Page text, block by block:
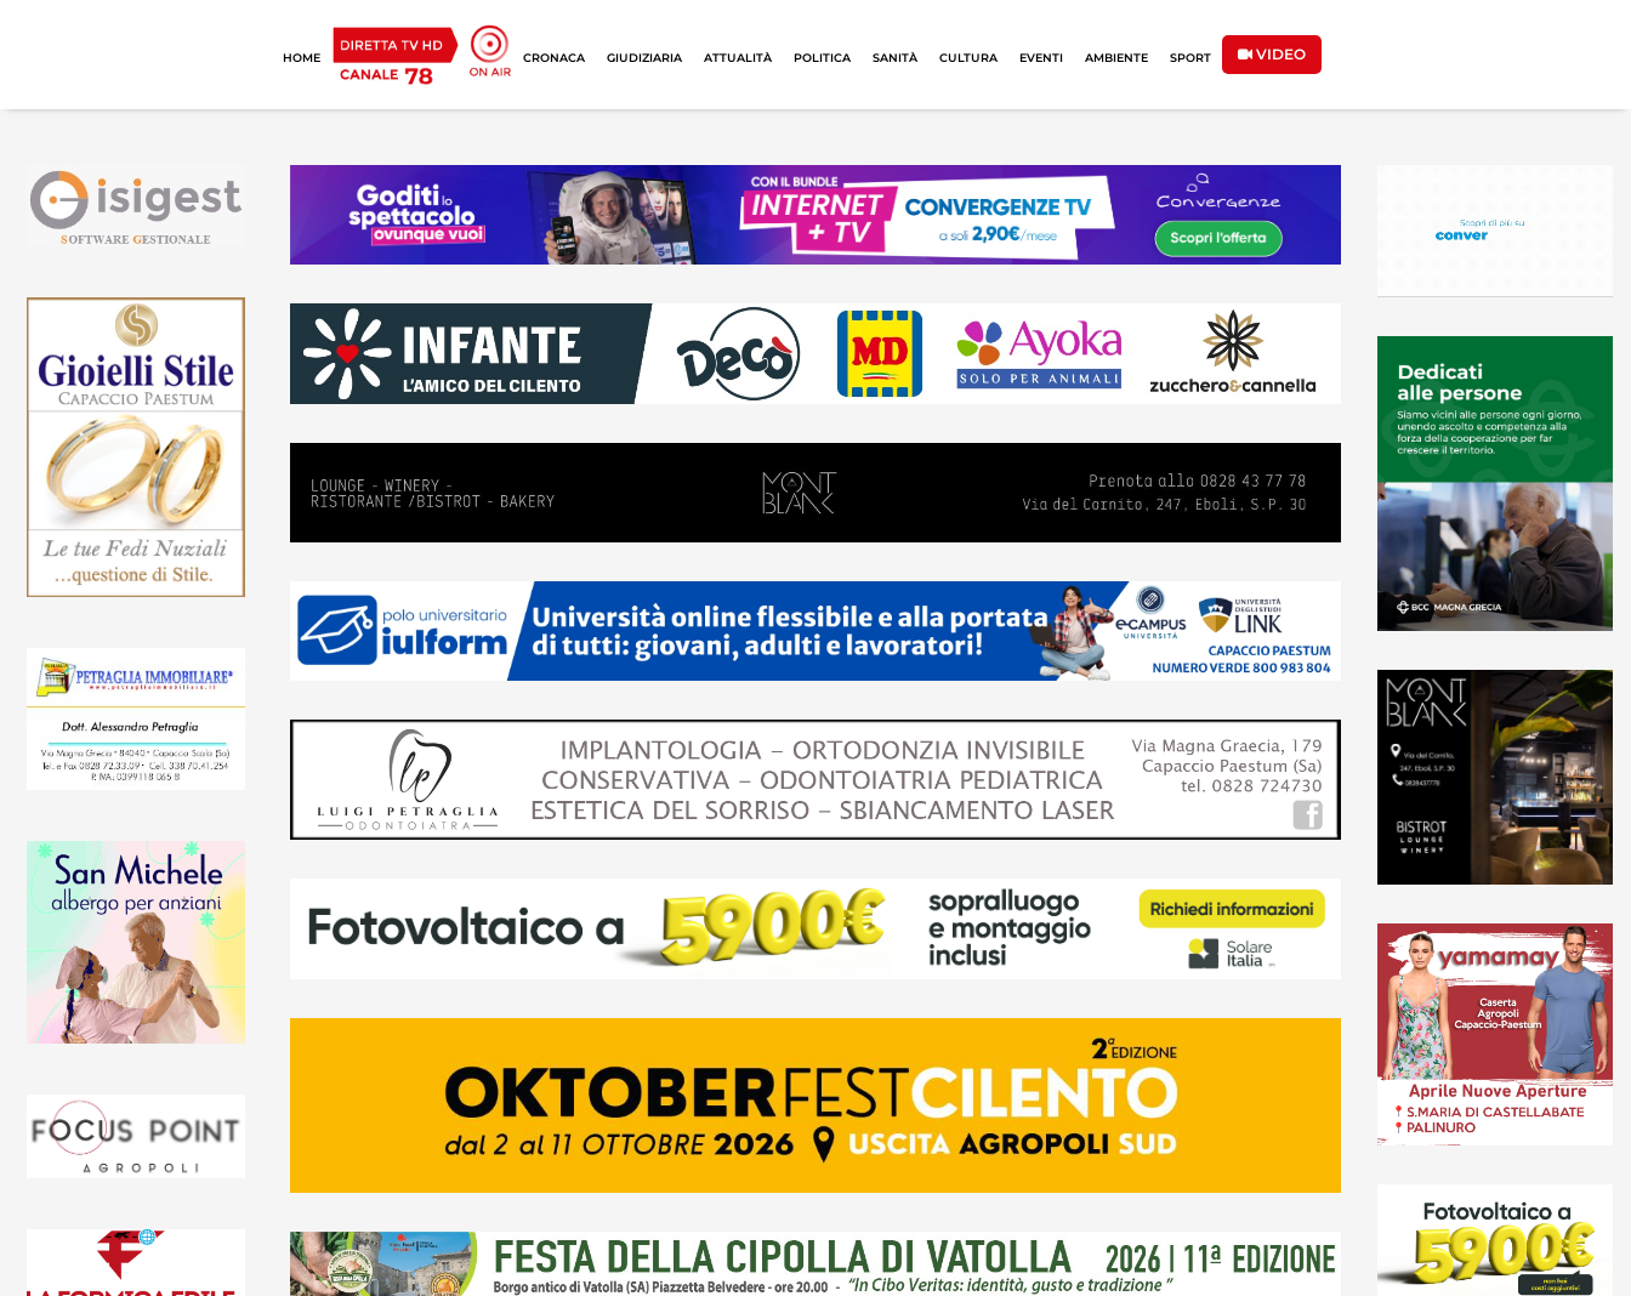
HOME CRONACA GIUDIZIARIA ATTUALITÀ POLITICA SANITÀ CULTURA EVENTI AMBIENTE SPORT VIDEO